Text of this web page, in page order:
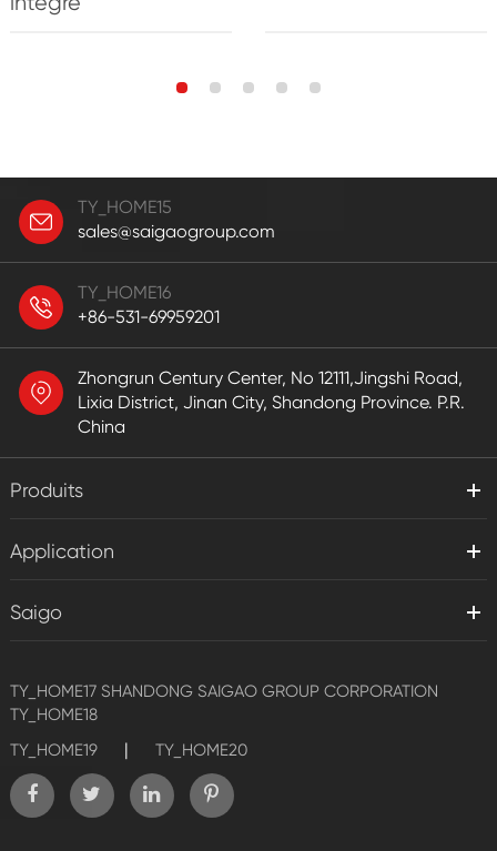
TY_HOME15
sales@saigaogroup.com
TY_HOME16
+86-531-69959201
Zhongrun Century Center, No 12111,Jingshi Road,
Lixia District, Jinan City, Shandong Province. P.R.
China
Produits
Application
Saigo
TY_HOME17 SHANDONG SAIGAO GROUP CORPORATION
TY_HOME18
TY_HOME19
| TY_HOME20